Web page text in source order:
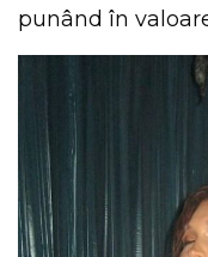
punând în